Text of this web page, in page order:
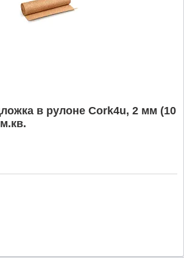
в рулоне Cork4u, 2 мм (10